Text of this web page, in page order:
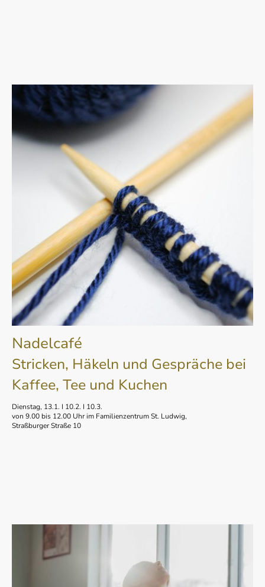
Nadelcafé
Stricken, Häkeln und Gespräche bei
Kaffee, Tee und Kuchen
Dienstag, 13.1. I 10.2. I 10.3.
von 9.00 bis 12.00 Uhr im Familienzentrum St. Ludwig,
Straßburger Straße 10